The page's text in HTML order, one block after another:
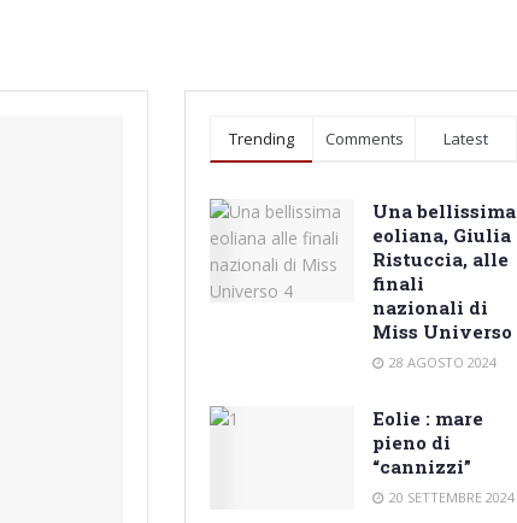
Trending Comments Latest
Una bellissima
eoliana, Giulia
Ristuccia, alle
finali
nazionali di
Miss Universo
28 AGOSTO 2024
Eolie : mare
pieno di
“cannizzi”
20 SETTEMBRE 2024